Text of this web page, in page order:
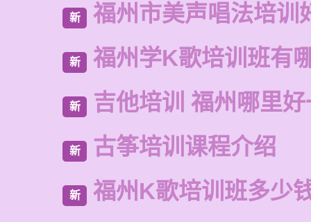
新 福州市美声唱法培训
新 福州学K歌培训班有
新 吉他培训 福州哪里
新 古筝培训课程介绍
新 福州K歌培训班多少